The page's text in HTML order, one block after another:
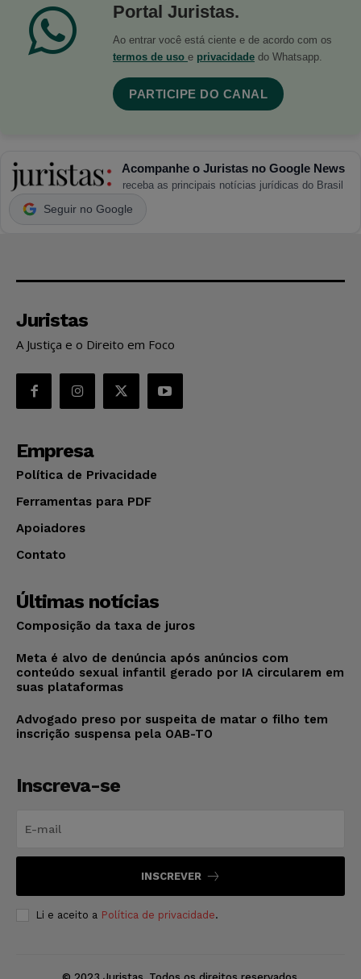
Portal Juristas.
Ao entrar você está ciente e de acordo com os
termos de uso e privacidade do Whatsapp.
PARTICIPE DO CANAL
Acompanhe o Juristas no Google News
receba as principais notícias jurídicas do Brasil
Seguir no Google
Juristas
A Justiça e o Direito em Foco
Empresa
Política de Privacidade
Ferramentas para PDF
Apoiadores
Contato
Últimas notícias
Composição da taxa de juros
Meta é alvo de denúncia após anúncios com
conteúdo sexual infantil gerado por IA circularem em
suas plataformas
Advogado preso por suspeita de matar o filho tem
inscrição suspensa pela OAB-TO
Inscreva-se
INSCREVER
Li e aceito a Política de privacidade.